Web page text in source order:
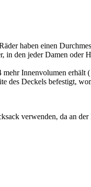
haben einen
den jeder Damen oder
mehr Innenvolumen
des Deckels befestigt,
verwenden, da an